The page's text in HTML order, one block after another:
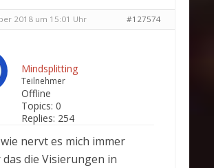
2018 um 15:01 Uhr #127574
Mindsplitting
Teilnehmer
Offline
Topics: 0
Replies: 254
nervt es mich immer
das die Visierungen in